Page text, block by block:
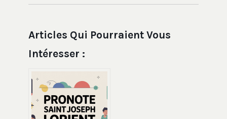
Articles Qui Pourraient Vous
Intéresser :